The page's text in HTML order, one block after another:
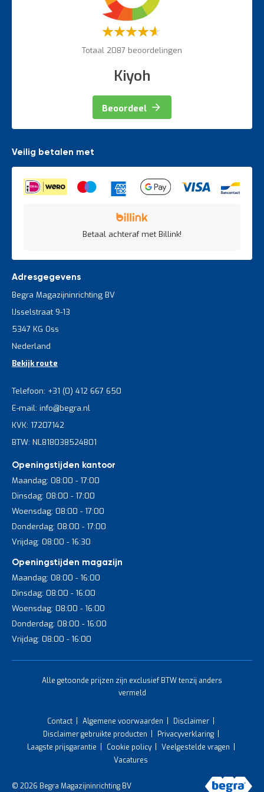
Waardering:
Totaal 2087 beoordelingen
Kiyoh
Beoordeel
Veilig betalen met
Betaal achteraf met Billink!
Adresgegevens
Begra Magazijninrichting BV
IJsselstraat 9-13
5347 KG Oss
Nederland
Bekijk route
Telefoon: +31 (0) 412 667 650
E-mail: info@begra.nl
KVK: 17207142
BTW: NL818038524B01
Openingstijden kantoor
Maandag: 08:00 - 17:00
Dinsdag: 08:00 - 17:00
Woensdag: 08:00 - 17:00
Donderdag: 08:00 - 17:00
Vrijdag: 08:00 - 16:30
Openingstijden magazijn
Maandag: 08:00 - 16:00
Dinsdag: 08:00 - 16:00
Woensdag: 08:00 - 16:00
Donderdag: 08:00 - 16:00
Vrijdag: 08:00 - 16:00
Alle getoonde prijzen zijn exclusief BTW tenzij anders
vermeld
Contact Algemene voorwaarden
Disclaimer
Disclaimer gebruikte producten
Privacyverklaring
Laagste prijsgarantie
Cookie policy
Veelgestelde vragen
Vacatures
© 2026 Begra Magazijninrichting BV